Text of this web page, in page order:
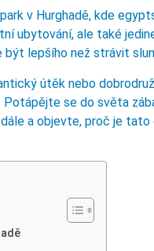
v Hurghadě, kde
ubytování, ale také
být lepšího než strávit
útěk nebo
se do světa
a objevte, proč je